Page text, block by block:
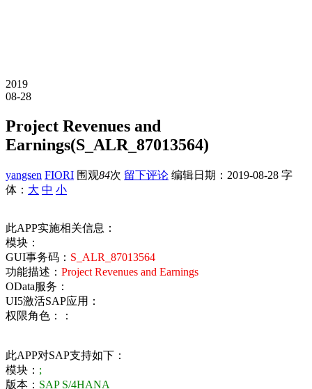
2019
08-28
Project Revenues and
Earnings(S_ALR_87013564)
yangsen FIORI 围观84次 留下评论 编辑日期： 2019-08-28 字
体： 大 中 小
此APP实施相关信息：
模块：
GUI事务码： S_ALR_87013564
功能描述： Project Revenues and Earnings
OData服务：
UI5激活SAP应用：
权限角色：：
此APP对SAP支持如下：
模块： ;
版本： SAP S/4HANA